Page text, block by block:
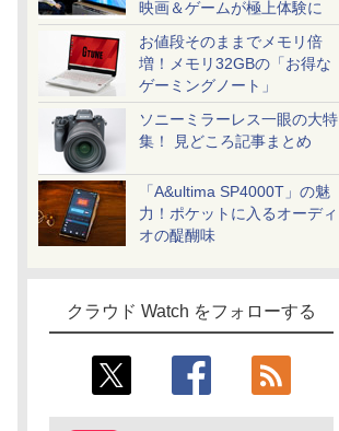
映画＆ゲームが極上体験に
お値段そのままでメモリ倍
増！メモリ32GBの「お得な
ゲーミングノート」
ソニーミラーレス一眼の大特
集！ 見どころ記事まとめ
「A&ultima SP4000T」の魅
力！ポケットに入るオーディ
オの醍醐味
クラウド Watch をフォローする